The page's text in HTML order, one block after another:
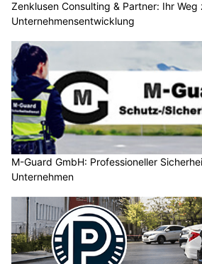
Zenklusen Consulting & Partner: Ihr
Unternehmensentwicklung
M-Guard GmbH: Professioneller
Unternehmen